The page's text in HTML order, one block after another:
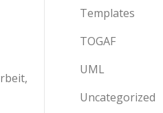
Templates
TOGAF
UML
Uncategorized